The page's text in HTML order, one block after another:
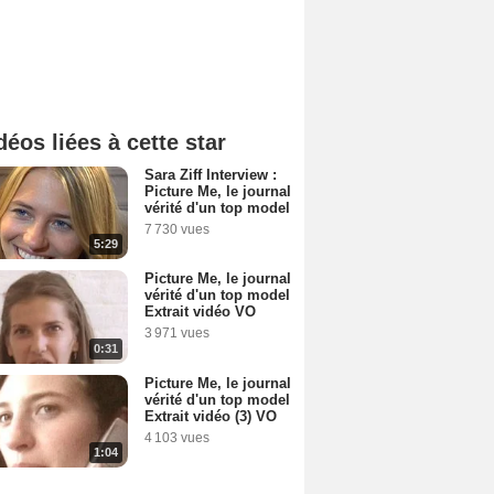
liées à cette star
5:29
Sara Ziff Interview :
Picture Me, le journal
vérité d'un top model
7 730 vues
0:31
Picture Me, le journal
vérité d'un top model
Extrait vidéo VO
3 971 vues
1:04
Picture Me, le journal
vérité d'un top model
Extrait vidéo (3) VO
4 103 vues